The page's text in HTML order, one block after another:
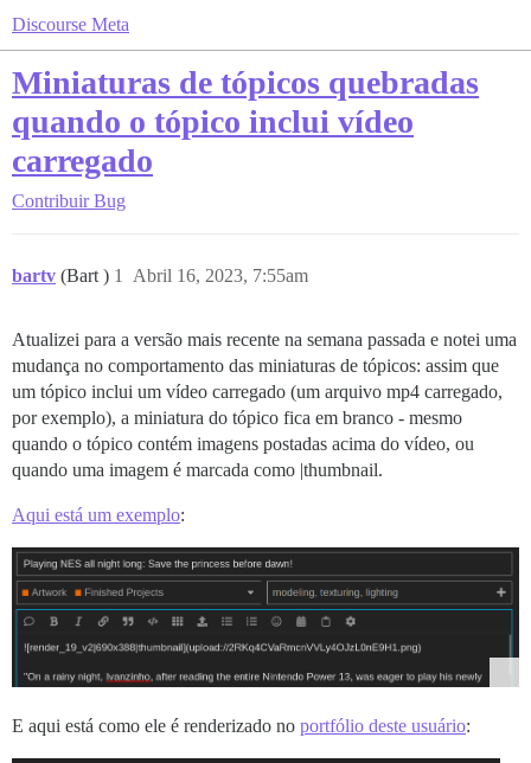
Discourse Meta
Miniaturas de tópicos quebradas
quando o tópico inclui vídeo
carregado
Contribuir Bug
bartv (Bart ) Abril 16, 2023, 7:55am
1
Atualizei para a versão mais recente na semana passada e notei uma
mudança no comportamento das miniaturas de tópicos: assim que
um tópico inclui um vídeo carregado (um arquivo mp4 carregado,
por exemplo), a miniatura do tópico fica em branco - mesmo
quando o tópico contém imagens postadas acima do vídeo, ou
quando uma imagem é marcada como |thumbnail.
Aqui está um exemplo:
E aqui está como ele é renderizado no portfólio deste usuário: